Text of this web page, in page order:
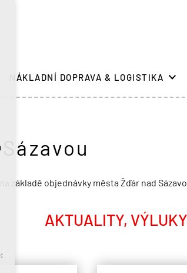
NÁKLADNÍ DOPRAVA & LOGISTIKA
základě objednávky města Žďár nad
AKTUALITY,